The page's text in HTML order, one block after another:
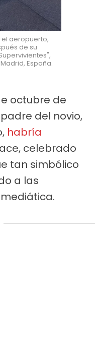
el aeropuerto,
de su
España.
octubre de
del novio,
habría
celebrado
tan simbólico
a las